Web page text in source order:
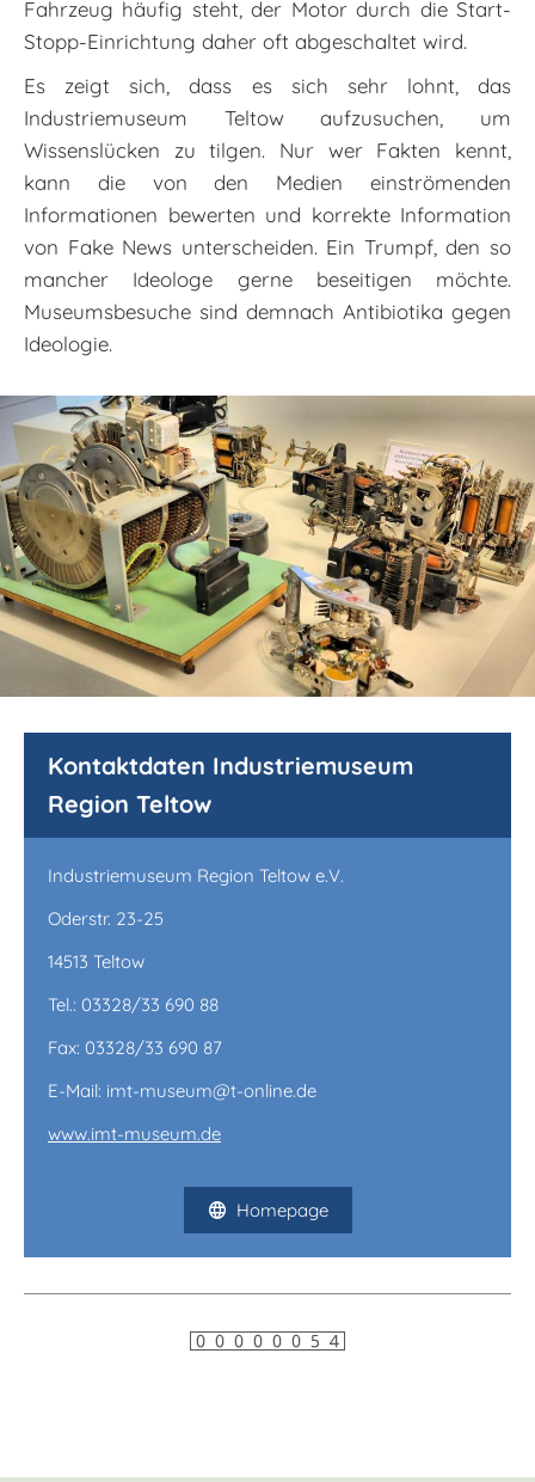
Fahrzeug häufig steht, der Motor durch die Start-
Stopp-Einrichtung daher oft abgeschaltet wird.
Es zeigt sich, dass es sich sehr lohnt, das
Industriemuseum Teltow aufzusuchen, um
Wissenslücken zu tilgen. Nur wer Fakten kennt,
kann die von den Medien einströmenden
Informationen bewerten und korrekte Information
von Fake News unterscheiden. Ein Trumpf, den so
mancher Ideologe gerne beseitigen möchte.
Museumsbesuche sind demnach Antibiotika gegen
Ideologie.
Kontaktdaten Industriemuseum
Region Teltow
Industriemuseum Region Teltow e.V.
Oderstr. 23-25
14513 Teltow
Tel.: 03328/33 690 88
Fax: 03328/33 690 87
E-Mail: imt-museum@t-online.de
www.imt-museum.de
Homepage